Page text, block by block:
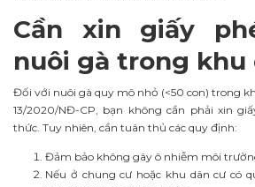
Cần xin giấy
nuôi gà trong khu
Đối với nuôi gà quy mô nhỏ (<50 con) trong
13/2020/NĐ-CP, bạn không cần phải xin
thức. Tuy nhiên, cần tuân thủ các quy định:
Đảm bảo không gây ô nhiễm môi
Nếu ở chung cư hoặc khu dân cư có